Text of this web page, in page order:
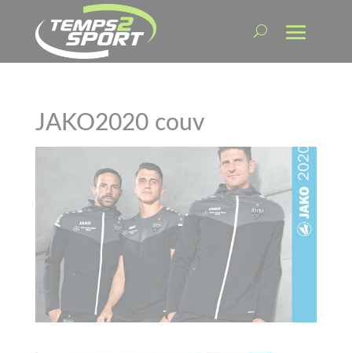
JAKO2020 couv